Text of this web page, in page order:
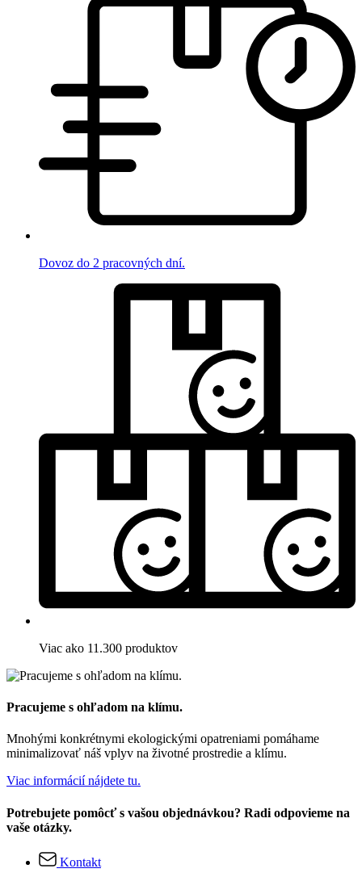
Dovoz do 2 pracovných dní.
Viac ako 11.300 produktov
Pracujeme s ohľadom na klímu.
Mnohými konkrétnymi ekologickými opatreniami pomáhame
minimalizovať náš vplyv na životné prostredie a klímu.
Viac informácií nájdete tu.
Potrebujete pomôcť s vašou objednávkou? Radi odpovieme na
vaše otázky.
Kontakt